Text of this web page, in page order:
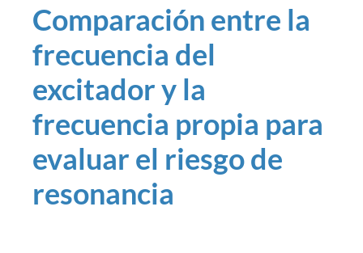
Comparación entre la
frecuencia del
excitador y la
frecuencia propia para
evaluar el riesgo de
resonancia